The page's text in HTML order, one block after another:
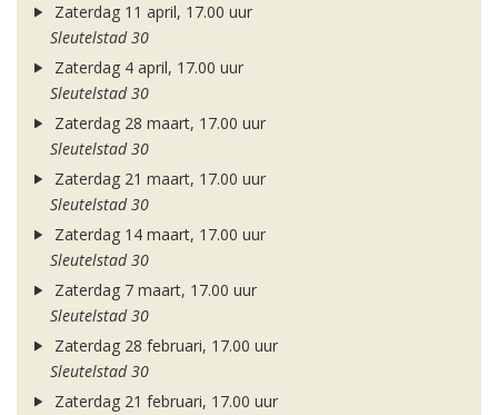
Zaterdag 11 april, 17.00 uur
Sleutelstad 30
Zaterdag 4 april, 17.00 uur
Sleutelstad 30
Zaterdag 28 maart, 17.00 uur
Sleutelstad 30
Zaterdag 21 maart, 17.00 uur
Sleutelstad 30
Zaterdag 14 maart, 17.00 uur
Sleutelstad 30
Zaterdag 7 maart, 17.00 uur
Sleutelstad 30
Zaterdag 28 februari, 17.00 uur
Sleutelstad 30
Zaterdag 21 februari, 17.00 uur